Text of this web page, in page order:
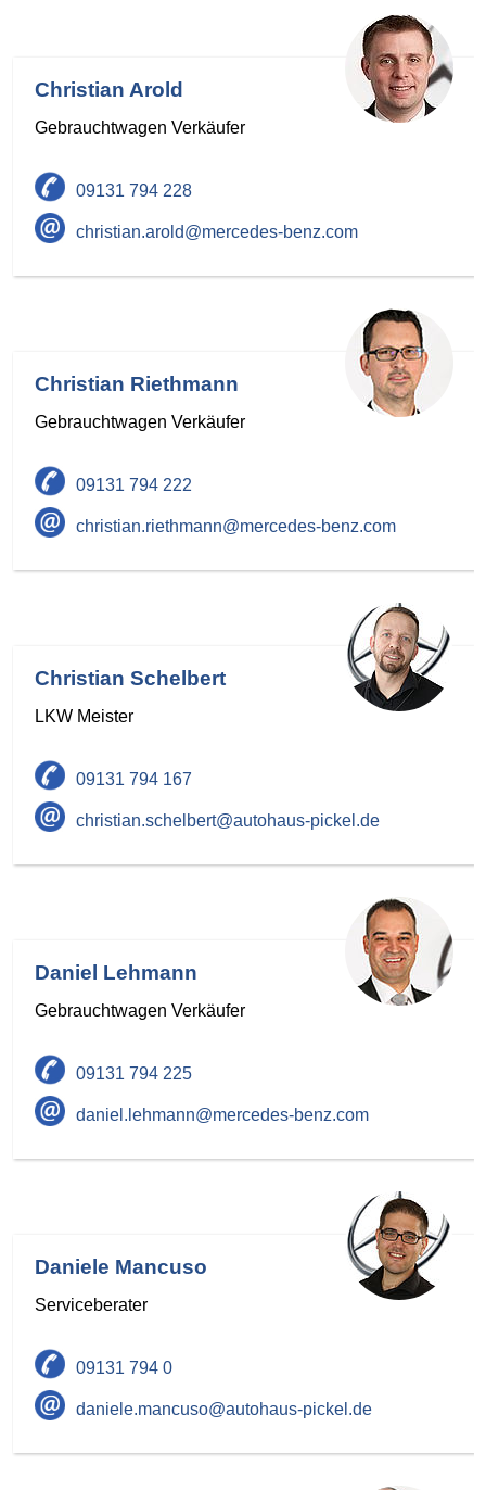
Christian Arold
Gebrauchtwagen Verkäufer
09131 794 228
christian.arold@mercedes-benz.com
Christian Riethmann
Gebrauchtwagen Verkäufer
09131 794 222
christian.riethmann@mercedes-benz.com
Christian Schelbert
LKW Meister
09131 794 167
christian.schelbert@autohaus-pickel.de
Daniel Lehmann
Gebrauchtwagen Verkäufer
09131 794 225
daniel.lehmann@mercedes-benz.com
Daniele Mancuso
Serviceberater
09131 794 0
daniele.mancuso@autohaus-pickel.de